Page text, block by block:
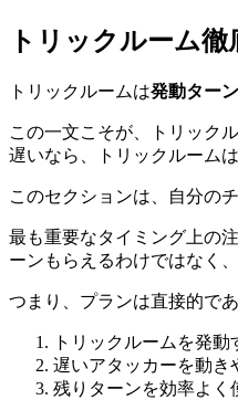
トリックルーム
トリックルームは発動ター
この一文こそが、トリック
遅いなら、トリックルーム
このセクションは、自分の
最も重要なタイミング上の
ーンもらえるわけではなく
つまり、プランは直接的であ
トリックルームを発動
遅いアタッカーを動き
残りターンを効率よく